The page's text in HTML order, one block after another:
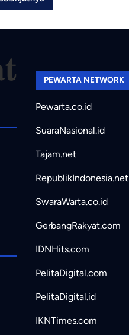
PEWARTA NETWORK
Pewarta.co.id
SuaraNasional.id
Tajam.net
RepublikIndonesia.net
SwaraWarta.co.id
GerbangRakyat.com
IDNHits.com
PelitaDigital.com
PelitaDigital.id
IKNTimes.com